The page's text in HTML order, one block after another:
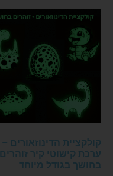
קולקציית הדינוזאורים –
ערכת קישוטי קיר זוהרים
בחושך בגודל מיוחד